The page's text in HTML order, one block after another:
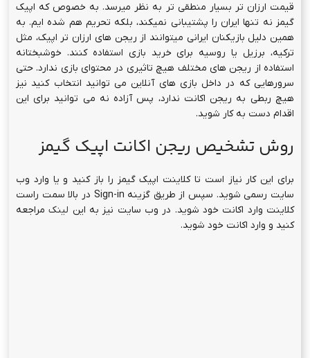
قیمت ارزان تر بسیار منطقی تر به نظر میرسد. به خصوص که اپیک
گیمز نه تنها ایران را پشتیبانی نمیکند، بلکه تحریم هم شده ایم. به
همین دلیل بازیکنان ایرانی میتوانند از ریجن های ارزان تر اپیک، مثل
ترکیه، برزیل یا روسیه برای خرید بازی استفاده کنند. خوشبختانه
استفاده از ریجن های مختلف هیچ تاثیری در محتوای بازی ندارد. حتی
سرورهایی که در داخل بازی های آنلاین می توانید انتخاب کنید نیز
هیچ ربطی به ریجن اکانت ندارد، پس آزاده نه می توانید برای این
اقدام دست به کار شوید.
روش تشخیص ریجن اکانت اپیک گیمز
برای این کار نیاز است تا کلاینت اپیک گیمز را باز کنید و یا وارد وب
سایت رسمی شوید. سپس از طریق گزینه Sign-in در بالا سمت راست
کلاینت وارد اکانت خود شوید. در وب سایت نیز به این لینکمراجعه
کنید و وارد اکانت خود شوید.